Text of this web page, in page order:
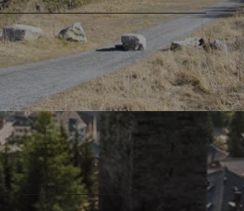
Carina Arnold